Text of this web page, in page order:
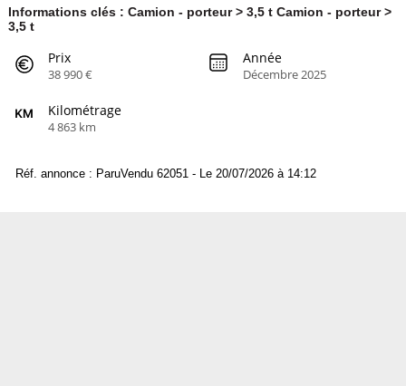
Informations clés : Camion - porteur > 3,5 t Camion - porteur >
3,5 t
Prix
38 990 €
Année
Décembre 2025
Kilométrage
4 863 km
Réf. annonce : ParuVendu 62051 - Le 20/07/2026 à 14:12